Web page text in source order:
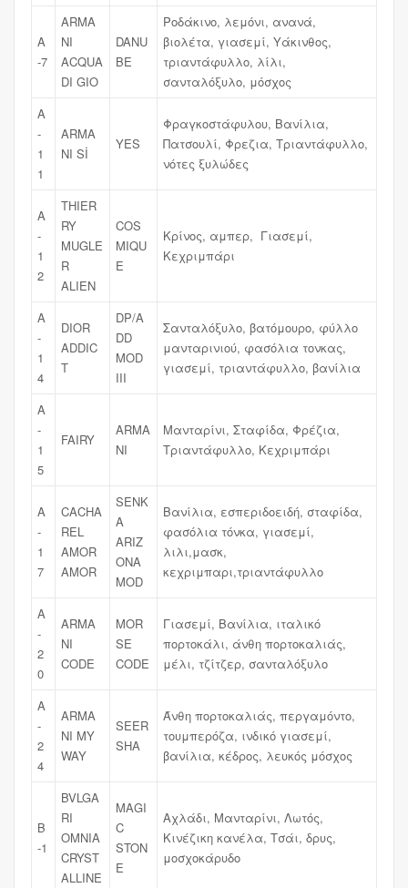
A
-7
ARMA
NI
ACQUA
DI GIO
DANU
BE
Ροδάκινο, λεμόνι, ανανά,
βιολέτα, γιασεμί, Υάκινθος,
τριαντάφυλλο, λίλι,
σανταλόξυλο, μόσχος
A
-
1
1
ARMA
NI Sİ
YES
Φραγκοστάφυλου, Βανίλια,
Πατσουλί, Φρεζια, Τριαντάφυλλο,
νότες ξυλώδες
A
-
1
2
THIER
RY
MUGLE
R
ALIEN
COS
MIQU
E
Κρίνος, αμπερ, Γιασεμί,
Κεχριμπάρι
A
-
1
4
DIOR
ADDIC
T
DP/A
DD
MOD
III
Σανταλόξυλο, βατόμουρο, φύλλο
μανταρινιού, φασόλια τονκας,
γιασεμί, τριαντάφυλλο, βανίλια
A
-
1
5
FAIRY
ARMA
NI
Μανταρίνι, Σταφίδα, Φρέζια,
Τριαντάφυλλο, Κεχριμπάρι
A
-
1
7
CACHA
REL
AMOR
AMOR
SENK
A
ARIZ
ONA
MOD
Βανίλια, εσπεριδοειδή, σταφίδα,
φασόλια τόνκα, γιασεμί,
λιλι,μασκ,
κεχριμπαρι,τριαντάφυλλο
A
-
2
0
ARMA
NI
CODE
MOR
SE
CODE
Γιασεμί, Βανίλια, ιταλικό
πορτοκάλι, άνθη πορτοκαλιάς,
μέλι, τζίτζερ, σανταλόξυλο
A
-
2
4
ARMA
NI MY
WAY
SEER
SHA
Άνθη πορτοκαλιάς, περγαμόντο,
τουμπερόζα, ινδικό γιασεμί,
βανίλια, κέδρος, λευκός μόσχος
B
-1
BVLGA
RI
OMNIA
CRYST
ALLINE
MAGI
C
STON
E
Αχλάδι, Μανταρίνι, Λωτός,
Κινέζικη κανέλα, Τσάι, δρυς,
μοσχοκάρυδο